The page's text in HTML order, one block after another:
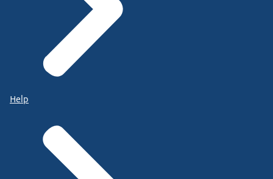
Help